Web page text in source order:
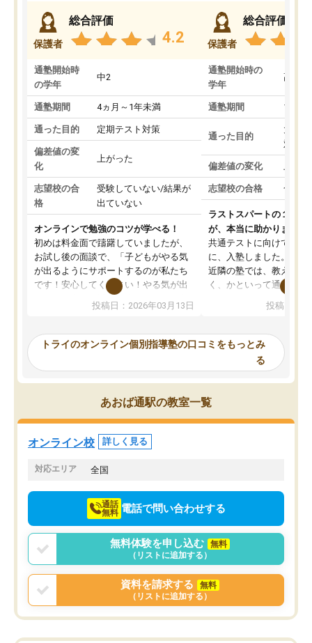
保護者
総合評価
4.2
通塾開始時
の学年
中2
通塾期間 4ヵ月～1年未満
通った目的 定期テスト対策
偏差値の変
化
上がった
志望校の合
格
受験していない/結果が
出ていない
オンラインで勉強のコツが学べる！
初めは料金面で躊躇していましたが、
お試し後の面談で、「子どもがやる気
が出るようにサポートするのが私たち
です！安心してください！やる気が出
ないのは私たち講師の責任です」と言
ってくださり、確かに！と考えて、思
ったんですが、学生の先生から学ぶこ
み、徐々に成績が上がったらいいなと
思っていました。何が今足りないのか
を的確に指導いただき、子どももびっ
くりするほど楽しんでやる気を持って
塾を受けています。狙い通り、少しず
つ成績も上がり、苦手意識も無くなっ
てきたので、さらに苦手な数学も追加
でお願いしました。来年の高校受験に
投稿日：2026年03月13日
保護者
総合評価
通塾開始時の
学年
高3
通塾期間 1～3
通った目的
大学
対策
偏差値の変化
志望校の合格 合格
ラストスパートの１か月
が、本当に助かりました
共通テストに向けての追
に、入塾しました。田舎
近隣の塾では、教えても
く、かといって通うには
可能なので本当に助か
らないところをピンポイ
頂いて、とてもわかり
していました。一生を
スト、多少お金がかかっ
思い切って入塾してよか
投稿日：
トライのオンライン個別指導塾の口コミをもっとみ
る
あおば通駅の教室一覧
オンライン校 詳しく見る
対応エリア 全国
通話
無料 電話で問い合わせする
無料体験を申し込む
無料
（リストに追加する）
資料を請求する
無料
（リストに追加する）